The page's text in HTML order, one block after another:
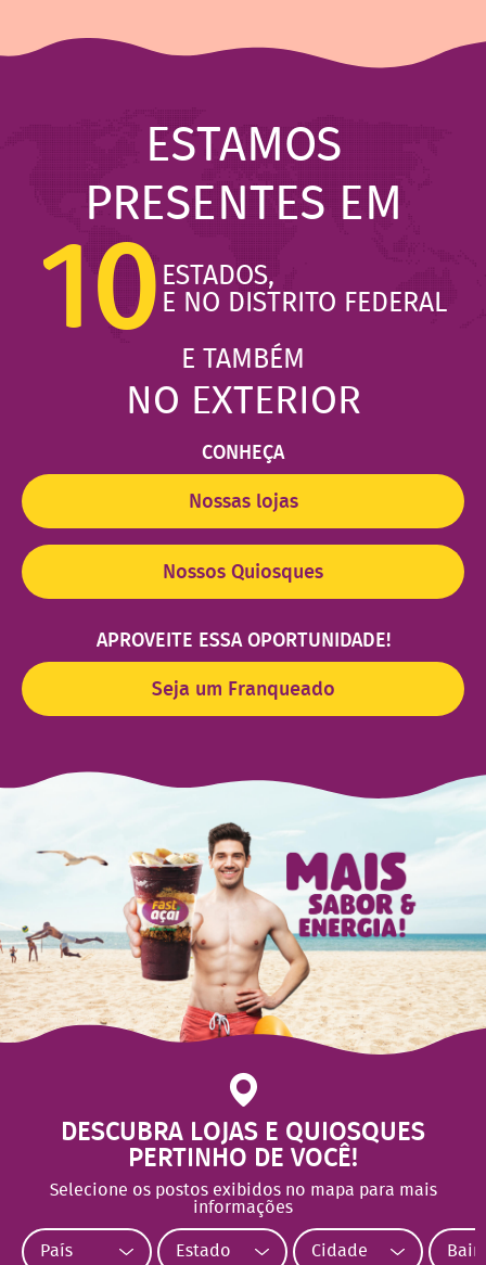
CONHEÇA
Nossas lojas
ESTAMOS
PRESENTES EM
10 ESTADOS,
E NO DISTRITO FEDERAL
E TAMBÉM
NO EXTERIOR
Nossos Quiosques
APROVEITE ESSA OPORTUNIDADE!
Seja um Franqueado
DESCUBRA LOJAS E QUIOSQUES
PERTINHO DE VOCÊ!
Selecione os postos exibidos no mapa para mais
informações